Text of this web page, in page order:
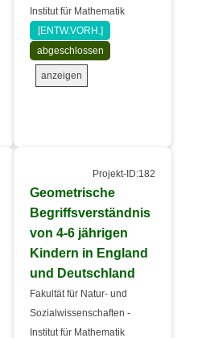
Institut für Mathematik
[ENTW.VORH.]
abgeschlossen
anzeigen
Projekt-ID:182
Geometrische
Begriffsverständnis
von 4-6 jährigen
Kindern in England
und Deutschland
Fakultät für Natur- und
Sozialwissenschaften -
Institut für Mathematik